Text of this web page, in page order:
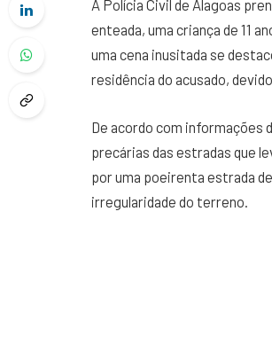
A Polícia Civil de Alagoas
enteada, uma criança de 11
uma cena inusitada se
residência do acusado,
De acordo com informações
precárias das estradas que
por uma poeirenta estrada
irregularidade do terreno.